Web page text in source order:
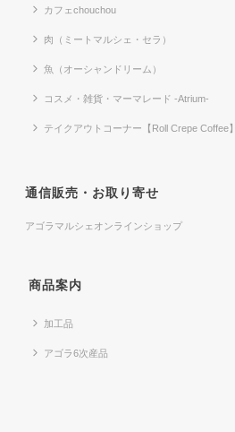
カフェchouchou
肉（ミートマルシェ・セラ）
魚（オーシャンドリーム）
コスメ・雑貨・マーマレード -Atrium-
テイクアウトコーナー【Roll Crepe Coffee】
通信販売・お取り寄せ
アゴラマルシェオンラインショップ
商品案内
加工品
アゴラ6次産品